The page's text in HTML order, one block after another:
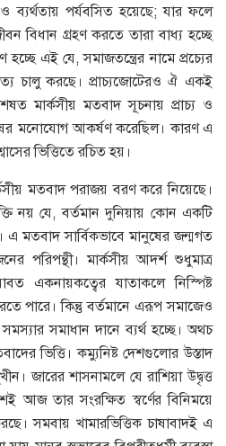
ও ব্যর্থতায় পর্যবসিত হয়েছে; যার ফলে
বিধান গ্রহণ করতে তারা বাধ্য হচ্ছে
এই যে, সমাজতন্ত্রের নামে প্রচ্যের
চালু করছে। প্রাচ্যজোটেরও ঐ একই
মার্কসীয় মতবাদ সূচনায় প্রাচ্য ও
মনোযোগ আকর্ষণ করেছিল। কারণ এ
ভিত্তিতে রচিত হয়।
মতবাদ পরাজয় বরণ করে নিয়েছে।
নয় যে, বর্তমান দুনিয়ায় কোন একটি
এ মতবাদ সার্বিকভাবে মানুষের জন্মগত
পরিপন্থী। মার্কসীয় আদর্শ শুধুমাত্র
একনায়কত্বের যাতাকলে নিস্পিষ্ট
পারে। কিন্তু বর্তমানে এরূপ সমাজেও
সমাধান দানে ব্যর্থ হচ্ছে। অথচ
ভিত্তি। কম্যুনিষ্ট দেশগুলোর উস্তাদ
জারের শাসনামলে যে রাশিয়া উদ্বৃত্ত
আজ তার সংরক্ষিত স্বর্ণের বিনিময়ে
সমবায় খামারভিত্তিক চাষাবাদই এ